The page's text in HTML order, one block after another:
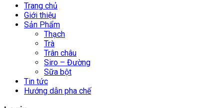
Trang chủ
Giới thiệu
Sản Phẩm
Thạch
Trà
Trân châu
Siro – Đường
Sữa bột
Tin tức
Hướng dẫn pha chế